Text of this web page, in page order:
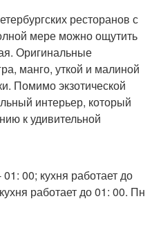
ресторанов с
мере можно ощутить
Оригинальные
манго, уткой и малиной
Помимо экзотической
интерьер, который
к удивительной
00; кухня работает до
работает до 01: 00. Пн